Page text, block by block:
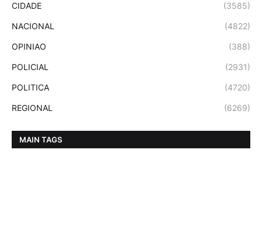
CIDADE (3585)
NACIONAL (4822)
OPINIAO (388)
POLICIAL (2931)
POLITICA (4720)
REGIONAL (6269)
MAIN TAGS